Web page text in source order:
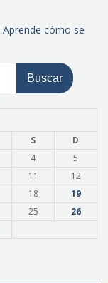
Aprende cómo se
S
D
4
5
11
12
18
19
25
26